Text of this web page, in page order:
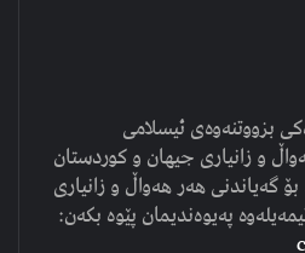
بزووتنەوەی ئیسلامی
و زانیاری جیهان و کوردستان
بۆ گەیاندنی هەر هەواڵ و زانیاری
پەیوەندیمان پێوە بکەن: